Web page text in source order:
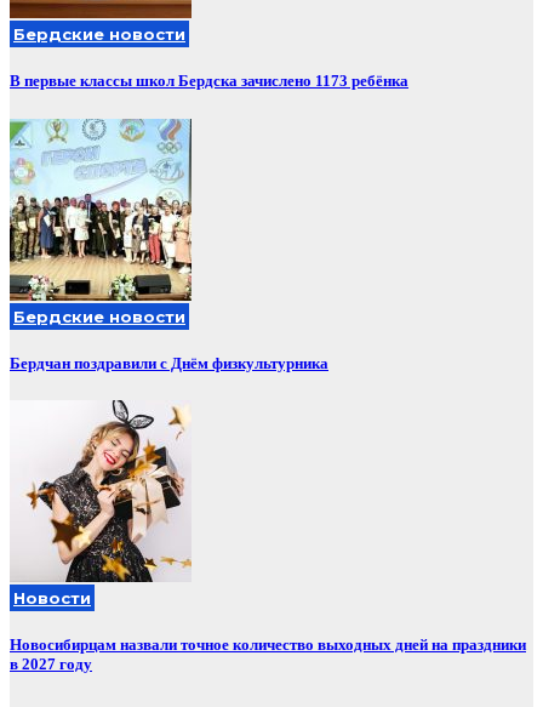
Бердские новости
В первые классы школ Бердска зачислено 1173 ребёнка
Бердские новости
Бердчан поздравили с Днём физкультурника
Новости
Новосибирцам назвали точное количество выходных дней на праздники
в 2027 году